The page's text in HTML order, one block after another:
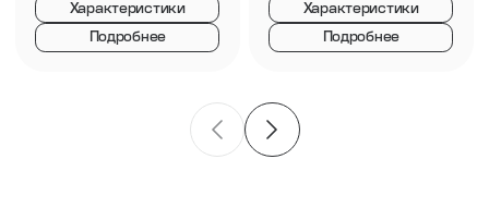
Характеристики
Подробнее
Характеристики
Подробнее